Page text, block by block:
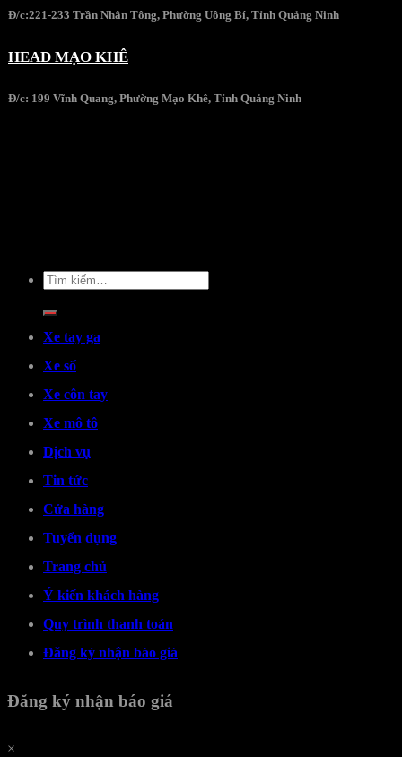
Đ/c:221-233 Trần Nhân Tông, Phường Uông Bí, Tỉnh Quảng Ninh
HEAD MẠO KHÊ
Đ/c: 199 Vĩnh Quang, Phường Mạo Khê, Tỉnh Quảng Ninh
Tìm
kiếm:
Xe tay ga
Xe số
Xe côn tay
Xe mô tô
Dịch vụ
Tin tức
Cửa hàng
Tuyển dụng
Trang chủ
Ý kiến khách hàng
Quy trình thanh toán
Đăng ký nhận báo giá
Đăng ký nhận báo giá
×